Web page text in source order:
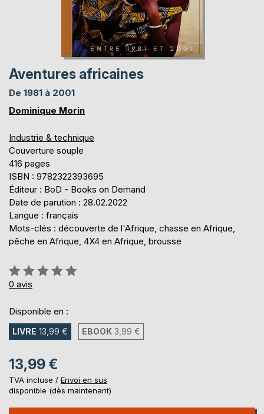
Aventures africaines
De 1981 à 2001
Dominique Morin
Industrie & technique
Couverture souple
416 pages
ISBN : 9782322393695
Éditeur : BoD - Books on Demand
Date de parution : 28.02.2022
Langue : français
Mots-clés : découverte de l'Afrique, chasse en Afrique,
pêche en Afrique, 4X4 en Afrique, brousse
Évaluation:
0%
0 avis
Disponible en :
LIVRE 13,99 € EBOOK 3,99 €
13,99 €
TVA incluse / Envoi en sus
disponible (dès maintenant)